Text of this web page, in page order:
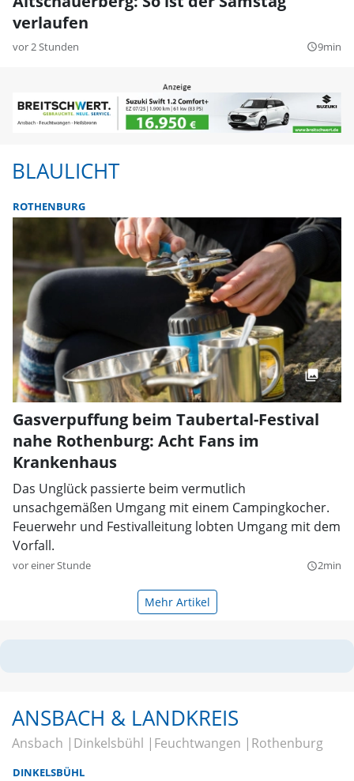
verlaufen
vor 2 Stunden query_builder9min
BLAULICHT
ROTHENBURG
Gasverpuffung beim Taubertal-Festival
nahe Rothenburg: Acht Fans im
Krankenhaus
Das Unglück passierte beim vermutlich
unsachgemäßen Umgang mit einem Campingkocher.
Feuerwehr und Festivalleitung lobten Umgang mit dem
Vorfall.
vor einer Stunde query_builder2min
Mehr Artikel
ANSBACH & LANDKREIS
Ansbach Dinkelsbühl Feuchtwangen Rothenburg
DINKELSBÜHL